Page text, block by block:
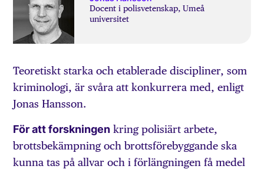
Docent i polisvetenskap, Umeå
universitet
Teoretiskt starka och etablerade discipliner, som
kriminologi, är svåra att konkurrera med, enligt
Jonas Hansson.
För att forskningen kring polisiärt arbete,
brottsbekämpning och brottsförebyggande ska
kunna tas på allvar och i förlängningen få medel